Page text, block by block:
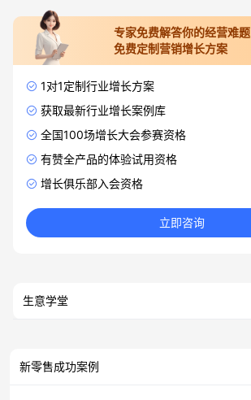
专家免费解答你的经营难题
免费定制营销增长方案
1对1定制行业增长方案
获取最新行业增长案例库
全国100场增长大会参赛资格
有赞全产品的体验试用资格
增长俱乐部入会资格
立即咨询
生意学堂
新零售成功案例